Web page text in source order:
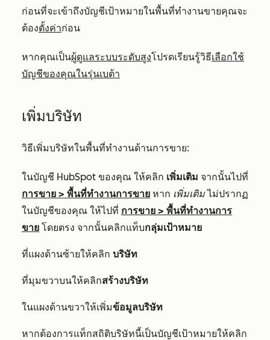
ก่อนที่จะเข้าถึงบัญชีเป้าหมายในพื้นที่ทำงานขายคุณจะ
ต้องตั้งค่าก่อน
หากคุณเป็นผู้ดูแลระบบระดับสูงโปรดเรียนรู้วิธีเลือกใช้
บัญชีของคุณในรุ่นเบต้า
เพิ่มบริษัท
วิธีเพิ่มบริษัทในพื้นที่ทำงานด้านการขาย:
ในบัญชี HubSpot ของคุณ ให้คลิก เพิ่มเติม จากนั้นไปที่
การขาย > พื้นที่ทำงานการขาย หาก เพิ่มเติมไม่ปรากฏ
ในบัญชีของคุณ ให้ไปที่ การขาย > พื้นที่ทำงานการ
ขาย โดยตรง จากนั้นคลิกแท็บกลุ่มเป้าหมาย
ที่แผงด้านซ้ายให้คลิก บริษัท
ที่มุมขวาบนให้คลิกสร้างบริษัท
ในแผงด้านขวาให้เพิ่มข้อมูลบริษัท
หากต้องการแท็กสถิติบริษัทนี้เป็นบัญชีเป้าหมายให้คลิก